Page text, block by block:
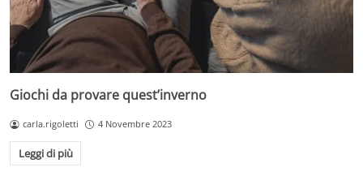
Giochi da provare quest’inverno
carla.rigoletti 4 Novembre 2023
Leggi di più